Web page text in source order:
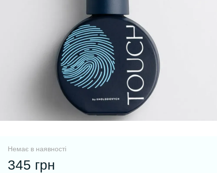
Немає в наявності
345 грн